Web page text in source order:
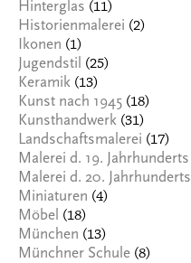
Hinterglas (11)
Historienmalerei (2)
Ikonen (1)
Jugendstil (25)
Keramik (13)
Kunst nach 1945 (18)
Kunsthandwerk (31)
Landschaftsmalerei (17)
Malerei d. 19. Jahrhunderts
Malerei d. 20. Jahrhunderts
Miniaturen (4)
Möbel (18)
München (13)
Münchner Schule (8)